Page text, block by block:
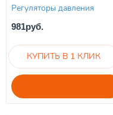
Регуляторы давления
981руб.